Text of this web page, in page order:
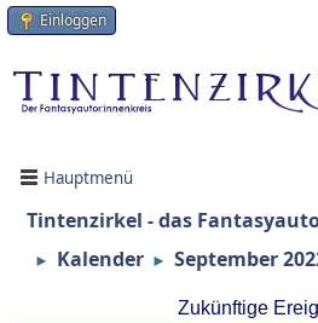
Einloggen
Hauptmenü
Tintenzirkel - das
► Kalender ► September
Zukünftige